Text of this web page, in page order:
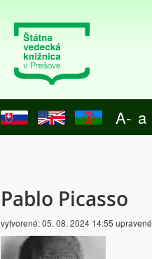
A- a
Pablo Picasso
vytvorené:05. 08. 2024 14:55